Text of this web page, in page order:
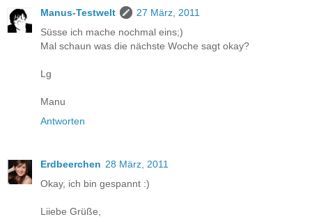
Manus-Testwelt
27 März, 2011
Süsse ich mache nochmal eins;)
Mal schaun was die nächste Woche sagt okay?
Lg
Manu
Antworten
Erdbeerchen 28 März, 2011
Okay, ich bin gespannt :)
Liiebe Grüße,